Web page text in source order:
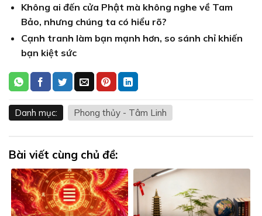
Không ai đến cửa Phật mà không nghe về Tam
Bảo, nhưng chúng ta có hiểu rõ?
Cạnh tranh làm bạn mạnh hơn, so sánh chỉ khiến
bạn kiệt sức
Danh mục: Phong thủy - Tâm Linh
Bài viết cùng chủ đề: